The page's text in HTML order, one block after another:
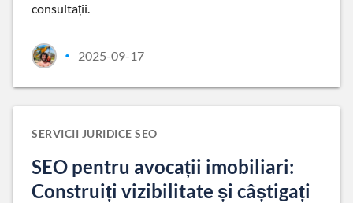
consultații.
• 2025-09-17
SERVICII JURIDICE SEO
SEO pentru avocații imobiliari:
Construiți vizibilitate și câștigați